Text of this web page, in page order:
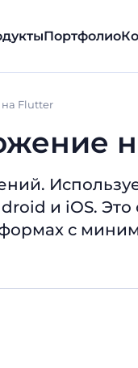
Портфолио
Flutter
и iOS.
с